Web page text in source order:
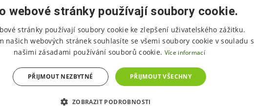
Obchodní a marketingové oddělení
Firemní akce a eventy
E-mail:firemky@dolnimorava.cz
webové stránky používají soubory cookie.
stránky používají soubory cookie ke zlepšení uživatelského zážitku.
našich webových stránek souhlasíte se všemi soubory cookie v souladu s
našimi zásadami používání souborů cookie. Více informací
PŘIJMOUT VŠECHNY
PŘIJMOUT NEZBYTNÉ
ZOBRAZIT PODROBNOSTI